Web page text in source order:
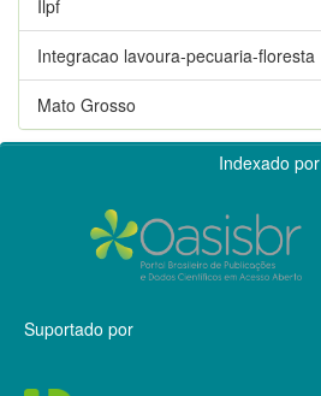
Ilpf
Integracao lavoura-pecuaria-floresta
Mato Grosso
Indexado por
Suportado por